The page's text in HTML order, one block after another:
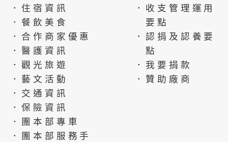
．住宿資訊
．餐飲美食
．合作商家優惠
．醫護資訊
．觀光旅遊
．藝文活動
．交通資訊
．保險資訊
．團本部專車
．團本部服務手
．收支管理運用
要點
．認捐及認養要
點
．我要捐款
．贊助廠商